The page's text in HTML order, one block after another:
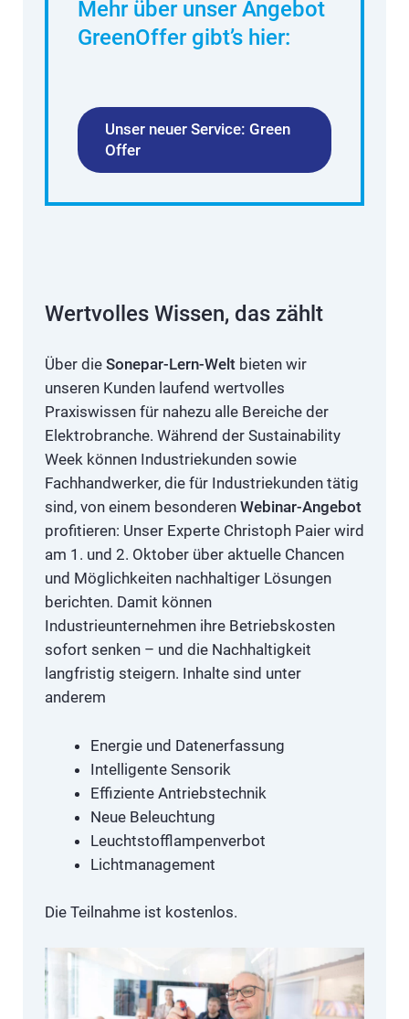
Mehr über unser Angebot
GreenOffer gibt’s hier:
Unser neuer Service: Green
Offer
Wertvolles Wissen, das zählt
Über die Sonepar-Lern-Welt bieten wir
unseren Kunden laufend wertvolles
Praxiswissen für nahezu alle Bereiche der
Elektrobranche. Während der Sustainability
Week können Industriekunden sowie
Fachhandwerker, die für Industriekunden tätig
sind, von einem besonderen Webinar-Angebot
profitieren: Unser Experte Christoph Paier wird
am 1. und 2. Oktober über aktuelle Chancen
und Möglichkeiten nachhaltiger Lösungen
berichten. Damit können
Industrieunternehmen ihre Betriebskosten
sofort senken – und die Nachhaltigkeit
langfristig steigern. Inhalte sind unter
anderem
Energie und Datenerfassung
Intelligente Sensorik
Effiziente Antriebstechnik
Neue Beleuchtung
Leuchtstofflampenverbot
Lichtmanagement
Die Teilnahme ist kostenlos.